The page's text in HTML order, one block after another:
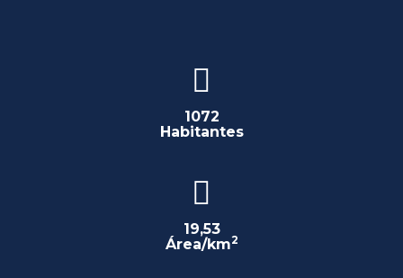
1072
Habitantes
19,53
Área/km2